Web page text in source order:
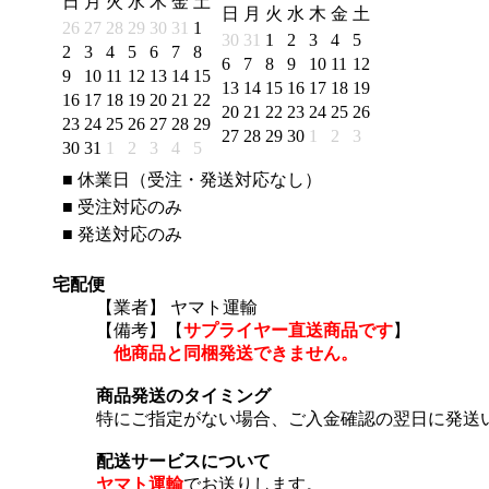
26 27 28 29 30 31 1
2
3 4 5 6 7
8
9
10 11 12 13 14 15
16 17 18 19 20 21 22
23 24 25 26 27 28 29
30 31 1 2 3 4 5
日
月 火 水 木 金 土
30 31 1 2 3 4
5
6
7 8 9 10 11 12
13 14 15 16 17 18 19
20 21 22 23 24 25 26
27 28 29 30 1 2 3
■ 休業日（受注・発送対応なし）
■ 受注対応のみ
■ 発送対応のみ
宅配便
【業者】 ヤマト運輸
【備考】
【サプライヤー直送商品です】
他商品と同梱発送できません。
商品発送のタイミング
特にご指定がない場合、ご入金確認の翌日に発送
配送サービスについて
ヤマト運輸でお送りします。